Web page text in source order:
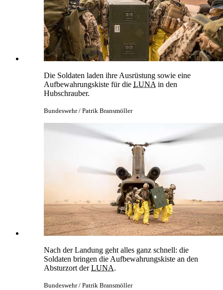
Die Soldaten laden ihre Ausrüstung sowie eine
Aufbewahrungskiste für die LUNA in den
Hubschrauber.
Bundeswehr / Patrik Bransmöller
Nach der Landung geht alles ganz schnell: die
Soldaten bringen die Aufbewahrungskiste an den
Absturzort derLUNA.
Bundeswehr / Patrik Bransmöller